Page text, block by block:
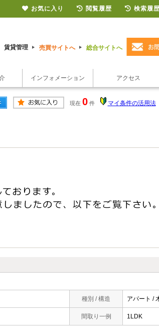
賃貸管理 売買サイトへ 総合サイトへ
インフォメーション アクセス
現在 0 件 マイ条件の活用法
種別 / 構造 アパート /
間取り一例 1LDK
お気に入り 閲覧履歴 検索履歴